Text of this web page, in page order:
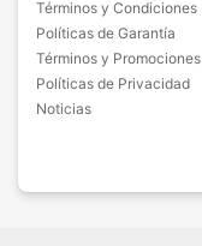
Términos y Condiciones
Políticas de Garantía
Términos y Promociones
Políticas de Privacidad
Noticias